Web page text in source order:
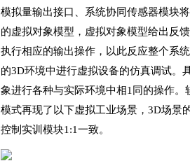
模拟量输出接口、系统协同传感器模块
的虚拟对象模型，虚拟对象模型给出反
执行相应的输出操作，以此反应整个系
的3D环境中进行虚拟设备的仿真调试。
象进行各种与实际环境中相1 同的操作。
模式再现了以下虚拟工业场景，3D场景
控制实训模块1:1一致。